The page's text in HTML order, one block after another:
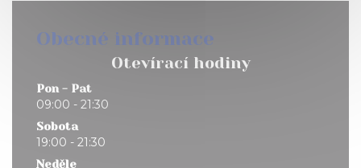
Obecné informace
Otevírací hodiny
Pon - Pat
09:00 - 21:30
Sobota
19:00 - 21:30
Neděle